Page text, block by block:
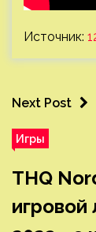
Источник:
Next Post
Игры
THQ
игровой